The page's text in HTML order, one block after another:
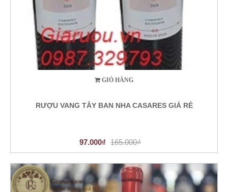
GIỎ HÀNG
RƯỢU VANG TÂY BAN NHA CASARES GIÁ RẺ
97.000₫ 165.000₫